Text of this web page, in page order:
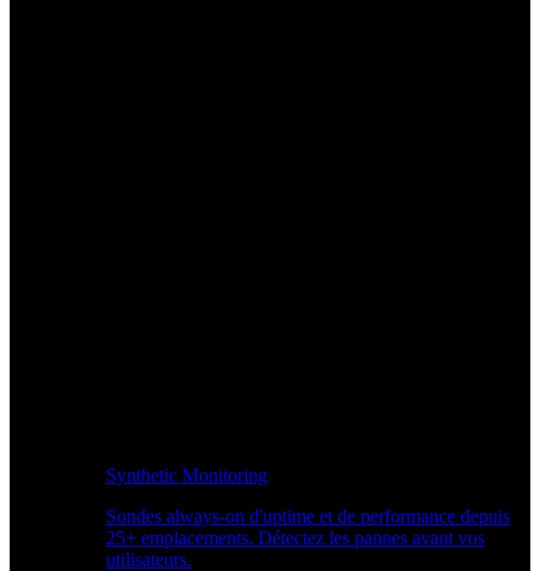
Synthetic Monitoring
Sondes always-on d'uptime et de performance depuis
25+ emplacements. Détectez les pannes avant vos
utilisateurs.